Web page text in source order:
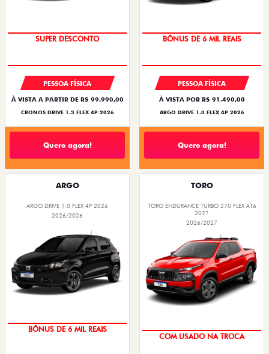
SUPER DESCONTO
PESSOA FÍSICA
À VISTA A PARTIR DE R$ 99.990,00
CRONOS DRIVE 1.3 FLEX 4P 2026
Quero agora!
BÔNUS DE 6 MIL REAIS
PESSOA FÍSICA
À VISTA POR R$ 91.490,00
ARGO DRIVE 1.0 FLEX 4P 2026
Quero agora!
ARGO
ARGO DRIVE 1.0 FLEX 4P 2026
2026/2026
BÔNUS DE 6 MIL REAIS
TORO
TORO ENDURANCE TURBO 270 FLEX AT6
2027
2026/2027
COM USADO NA TROCA